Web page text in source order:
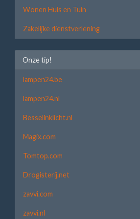
Wonen Huis en Tuin
Zakelijke dienstverlening
Onze tip!
lampen24.be
lampen24.nl
Besselinklicht.nl
Magix.com
Tomtop.com
Drogisterij.net
zavvi.com
zavvi.nl